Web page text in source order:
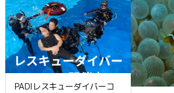
PADIレスキューダイバーコ